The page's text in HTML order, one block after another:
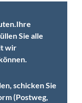
Ihre
Sie alle
wir
schicken Sie
(Postweg,